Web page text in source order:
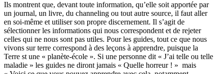
Ils montrent que, devant toute information, qu’elle soit apportée par
un journal, un livre, du channeling ou tout autre source, il faut aller
en soi-même et utiliser son propre discernement. Il s’agit de
sélectionner les informations qui nous correspondent et de rejeter
celles qui ne nous sont pas utiles. Pour les guides, tout ce que nous
vivons sur terre correspond à des leçons à apprendre, puisque la
Terre st une « planète-école ». Si une personne dit « J’ai telle ou telle
maladie » les guides ne diront jamais « Quelle horreur ! » mais